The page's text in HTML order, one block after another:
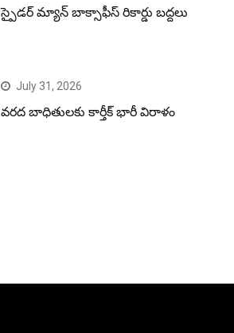
స్పైడర్ మ్యాన్ బాక్సాఫీస్ రికార్డు బద్దలు
July 31, 2026
వరద బాధితులకు కార్తీక్ భారీ విరాళం